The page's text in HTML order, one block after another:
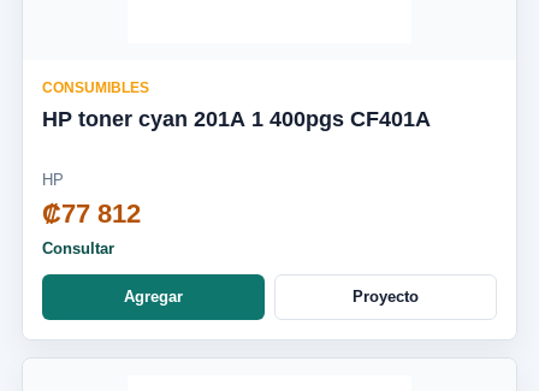
CONSUMIBLES
HP toner cyan 201A 1 400pgs CF401A
HP
₡77 812
Consultar
Agregar Proyecto